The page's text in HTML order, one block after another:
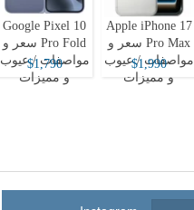
Apple iPhone 17
Pro Max سعر و
مواصفات / عيوب
و مميزات
$1,990
Google Pixel 10
Pro Fold سعر و
مواصفات / عيوب
و مميزات
$1,790